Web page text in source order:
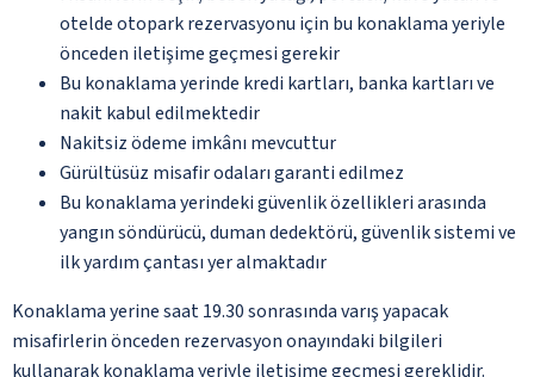
otelde otopark rezervasyonu için bu konaklama yeriyle
önceden iletişime geçmesi gerekir
Bu konaklama yerinde kredi kartları, banka kartları ve
nakit kabul edilmektedir
Nakitsiz ödeme imkânı mevcuttur
Gürültüsüz misafir odaları garanti edilmez
Bu konaklama yerindeki güvenlik özellikleri arasında
yangın söndürücü, duman dedektörü, güvenlik sistemi ve
ilk yardım çantası yer almaktadır
Konaklama yerine saat 19.30 sonrasında varış yapacak
misafirlerin önceden rezervasyon onayındaki bilgileri
kullanarak konaklama yeriyle iletişime geçmesi gereklidir.